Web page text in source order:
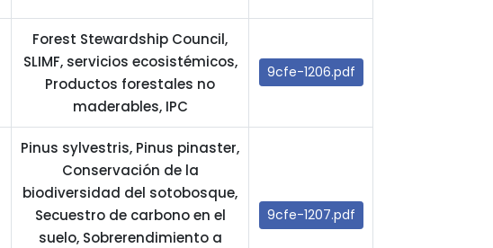
Forest Stewardship Council,
SLIMF, servicios ecosistémicos,
Productos forestales no
maderables, IPC
9cfe-1206.pdf
Pinus sylvestris, Pinus pinaster,
Conservación de la
biodiversidad del sotobosque,
Secuestro de carbono en el
suelo, Sobrerendimiento a
9cfe-1207.pdf